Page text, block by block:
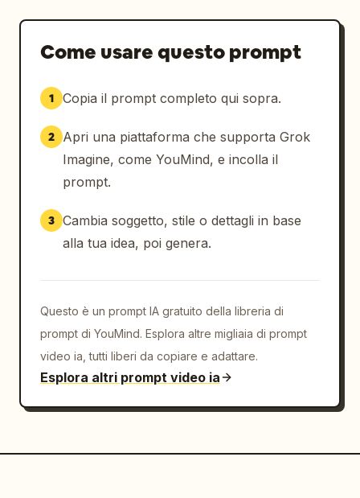
Come usare questo prompt
1 Copia il prompt completo qui sopra.
2
Apri una piattaforma che supporta Grok
Imagine, come YouMind, e incolla il
prompt.
3 Cambia soggetto, stile o dettagli in base
alla tua idea, poi genera.
Questo è un prompt IA gratuito della libreria di
prompt di YouMind. Esplora altre migliaia di prompt
video ia, tutti liberi da copiare e adattare.
Esplora altri prompt video ia